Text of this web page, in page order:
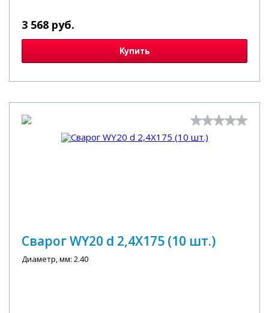
3 568 руб.
Купить
Сварог WY20 d 2,4X175 (10 шт.)
Диаметр, мм: 2.40